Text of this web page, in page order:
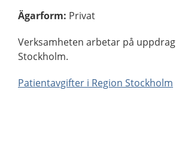
Ägarform: Privat
Verksamheten arbetar på uppdrag
Stockholm.
Patientavgifter i Region Stockholm